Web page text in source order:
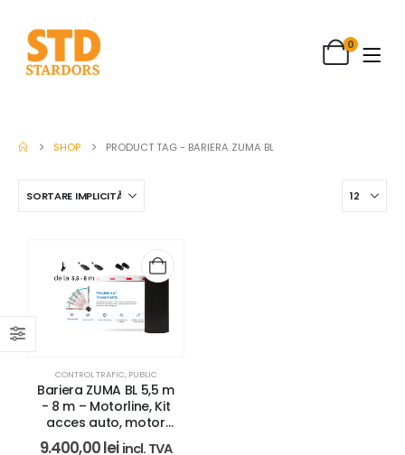
0
SHOP PRODUCT TAG - BARIERA ZUMA BL
CONTROL TRAFIC, PUBLIC
Bariera ZUMA BL 5,5 m
- 8 m – Motorline, Kit
acces auto, motor
brushless 24 V, IP55
9.400,00lei incl. TVA